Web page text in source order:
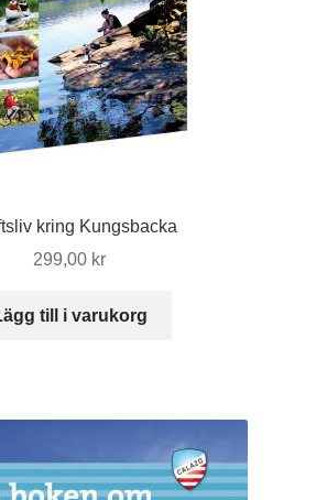
kring Kungsbacka
299,00 kr
till i varukorg